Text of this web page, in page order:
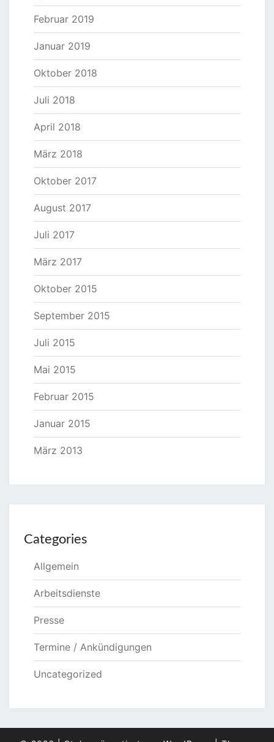
Februar 2019
Januar 2019
Oktober 2018
Juli 2018
April 2018
März 2018
Oktober 2017
August 2017
Juli 2017
März 2017
Oktober 2015
September 2015
Juli 2015
Mai 2015
Februar 2015
Januar 2015
März 2013
Categories
Allgemein
Arbeitsdienste
Presse
Termine / Ankündigungen
Uncategorized